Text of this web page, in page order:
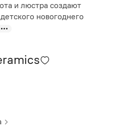
и люстра создают
новогоднего